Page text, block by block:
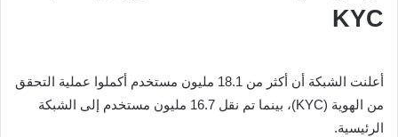
KYC
أعلنت الشبكة أن أكثر من 18.1 مليون مستخدم أكملوا عملية التحقق
من الهوية (KYC)، بينما تم نقل 16.7 مليون مستخدم إلى الشبكة
الرئيسية.